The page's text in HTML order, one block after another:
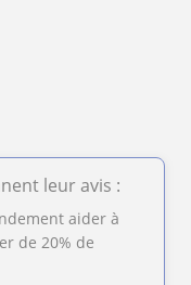
leur avis :
aider à
de 20% de